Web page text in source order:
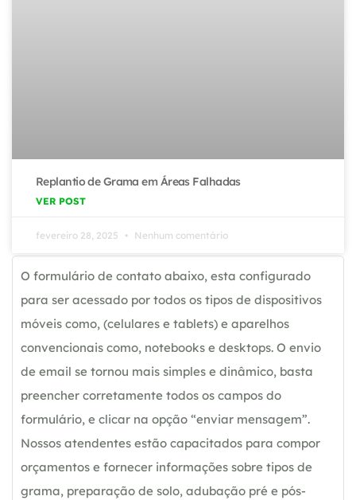
Replantio de Grama em Áreas Falhadas
VER POST
fevereiro 28, 2025 Nenhum comentário
O formulário de contato abaixo, esta configurado
para ser acessado por todos os tipos de dispositivos
móveis como, (celulares e tablets) e aparelhos
convencionais como, notebooks e desktops. O envio
de email se tornou mais simples e dinâmico, basta
preencher corretamente todos os campos do
formulário, e clicar na opção “enviar mensagem”.
Nossos atendentes estão capacitados para compor
orçamentos e fornecer informações sobre tipos de
grama, preparação de solo, adubação pré e pós-